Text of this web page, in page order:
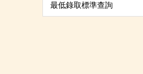
最低錄取標準查詢